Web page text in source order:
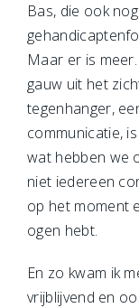
Bas, die ook
Maar er is
gauw uit het
tegenhanger,
communicatie,
wat hebben we
niet iedereen
op het moment
ogen hebt.
En zo kwam ik
vrijblijvend en